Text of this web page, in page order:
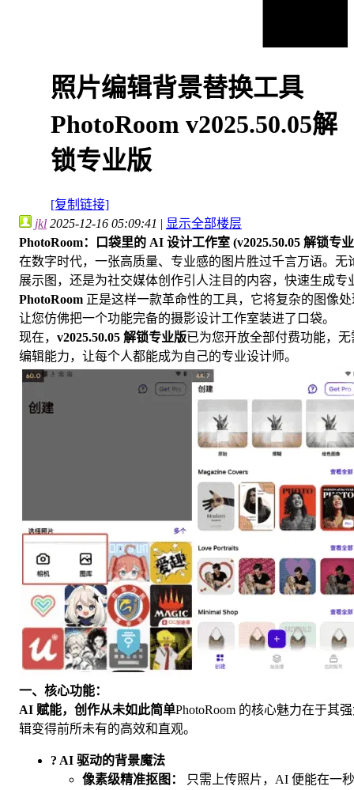
照片编辑背景替换工具
PhotoRoom v2025.50.05解
锁专业版
[复制链接]
jkl 2025-12-16 05:09:41 | 显示全部楼层
PhotoRoom：口袋里的 AI 设计工作室 (v2025.50.05 解锁专
在数字时代，一张高质量、专业感的图片胜过千言万语。无
展示图，还是为社交媒体创作引人注目的内容，快速生成专
PhotoRoom 正是这样一款革命性的工具，它将复杂的图像
让您仿佛把一个功能完备的摄影设计工作室装进了口袋。
现在， v2025.50.05 解锁专业版已为您开放全部付费功能，
编辑能力，让每个人都能成为自己的专业设计师。
一、核心功能：
AI 赋能，创作从未如此简单PhotoRoom 的核心魅力在于其
辑变得前所未有的高效和直观。
? AI 驱动的背景魔法
像素级精准抠图：
只需上传照片，AI 便能在一